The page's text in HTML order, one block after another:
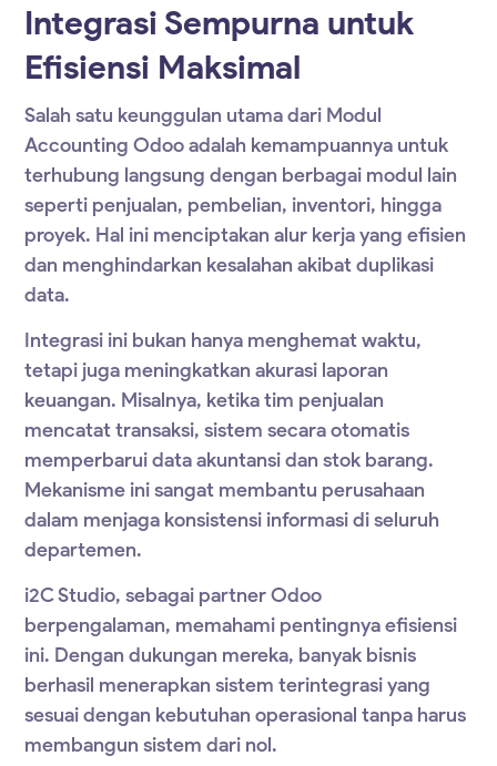
Integrasi Sempurna untuk
Efisiensi Maksimal
Salah satu keunggulan utama dari Modul
Accounting Odooadalah kemampuannya untuk
terhubung langsung dengan berbagai modul lain
seperti penjualan, pembelian, inventori, hingga
proyek. Hal ini menciptakan alur kerja yang efisien
dan menghindarkan kesalahan akibat duplikasi
data.
Integrasi ini bukan hanya menghemat waktu,
tetapi juga meningkatkan akurasi laporan
keuangan. Misalnya, ketika tim penjualan
mencatat transaksi, sistem secara otomatis
memperbarui data akuntansi dan stok barang.
Mekanisme ini sangat membantu perusahaan
dalam menjaga konsistensi informasi di seluruh
departemen.
i2C Studio, sebagai partner Odoo
berpengalaman, memahami pentingnya efisiensi
ini. Dengan dukungan mereka, banyak bisnis
berhasil menerapkan sistem terintegrasi yang
sesuai dengan kebutuhan operasional tanpa harus
membangun sistem dari nol.